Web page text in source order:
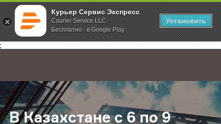
Курьер Сервис Экспресс
Courier Service LLC
Бесплатно - в Google Play
Установить
;
Главная О компании Новости В Казахстане с 6 по 9 июля будут
В Казахстане с 6 по 9